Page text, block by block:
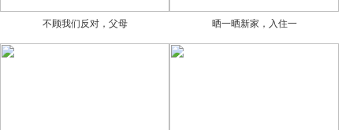
不顾我们反对，父母 晒一晒新家，入住一